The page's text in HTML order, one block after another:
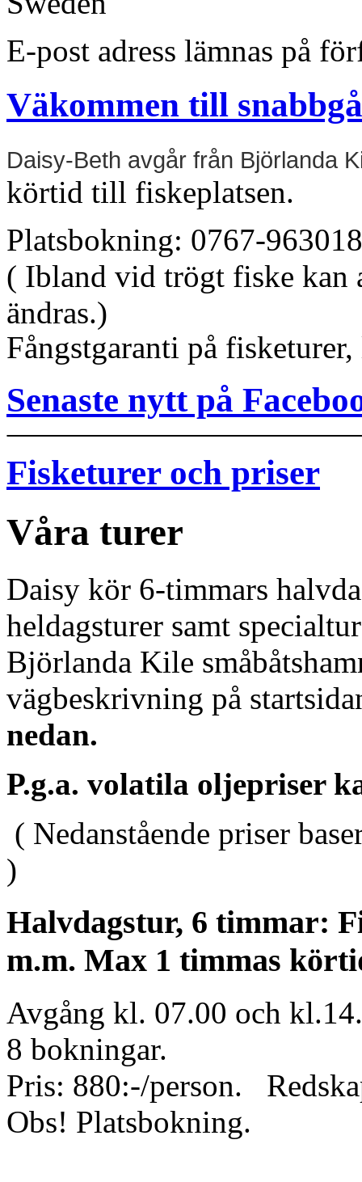
E-post adress lämnas på
Väkommen till
Daisy-Beth avgår från Björlanda
körtid till fiskeplatsen.
Platsbokning: 0767-
( Ibland vid trögt fiske kan
ändras.)
Fångstgaranti på
Senaste nytt på
Fisketurer och priser
Våra turer
Daisy kör 6-timmars
heldagsturer samt
Björlanda Kile
vägbeskrivning på
nedan.
P.g.a. volatila oljepriser
( Nedanstående priser
)
Halvdagstur, 6 timmar:
m.m. Max 1 timmas
Avgång kl. 07.00 och
8 bokningar.
Pris: 880:-/person.
Obs! Platsbokning.